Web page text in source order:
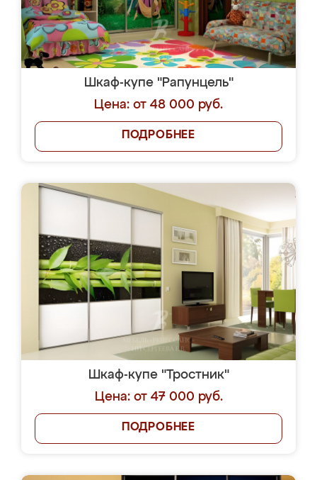
Шкаф-купе "Рапунцель"
Цена: от 48 000 руб.
ПОДРОБНЕЕ
Шкаф-купе "Тростник"
Цена: от 47 000 руб.
ПОДРОБНЕЕ